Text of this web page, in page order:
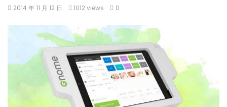
2014 年 11 月 12 日 1012 views 0